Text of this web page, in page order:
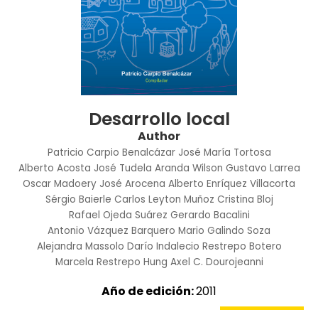
Desarrollo local
Author
Patricio Carpio Benalcázar José María Tortosa
Alberto Acosta José Tudela Aranda Wilson Gustavo Larrea
Oscar Madoery José Arocena Alberto Enríquez Villacorta
Sérgio Baierle Carlos Leyton Muñoz Cristina Bloj
Rafael Ojeda Suárez Gerardo Bacalini
Antonio Vázquez Barquero Mario Galindo Soza
Alejandra Massolo Darío Indalecio Restrepo Botero
Marcela Restrepo Hung Axel C. Dourojeanni
Año de edición:2011